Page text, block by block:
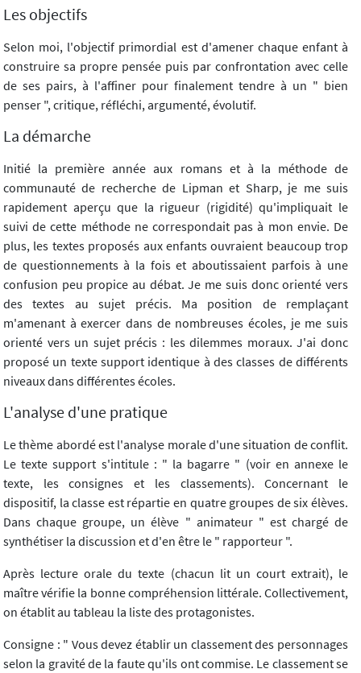
Les objectifs
Selon moi, l'objectif primordial est d'amener chaque enfant à
construire sa propre pensée puis par confrontation avec celle
de ses pairs, à l'affiner pour finalement tendre à un " bien
penser ", critique, réfléchi, argumenté, évolutif.
La démarche
Initié la première année aux romans et à la méthode de
communauté de recherche de Lipman et Sharp, je me suis
rapidement aperçu que la rigueur (rigidité) qu'impliquait le
suivi de cette méthode ne correspondait pas à mon envie. De
plus, les textes proposés aux enfants ouvraient beaucoup trop
de questionnements à la fois et aboutissaient parfois à une
confusion peu propice au débat. Je me suis donc orienté vers
des textes au sujet précis. Ma position de remplaçant
m'amenant à exercer dans de nombreuses écoles, je me suis
orienté vers un sujet précis : les dilemmes moraux. J'ai donc
proposé un texte support identique à des classes de différents
niveaux dans différentes écoles.
L'analyse d'une pratique
Le thème abordé est l'analyse morale d'une situation de conflit.
Le texte support s'intitule : " la bagarre " (voir en annexe le
texte, les consignes et les classements). Concernant le
dispositif, la classe est répartie en quatre groupes de six élèves.
Dans chaque groupe, un élève " animateur " est chargé de
synthétiser la discussion et d'en être le " rapporteur ".
Après lecture orale du texte (chacun lit un court extrait), le
maître vérifie la bonne compréhension littérale. Collectivement,
on établit au tableau la liste des protagonistes.
Consigne : " Vous devez établir un classement des personnages
selon la gravité de la faute qu'ils ont commise. Le classement se